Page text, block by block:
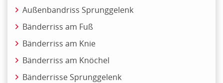
Außenbandriss Sprunggelenk
Bänderriss am Fuß
Bänderriss am Knie
Bänderriss am Knöchel
Bänderrisse Sprunggelenk